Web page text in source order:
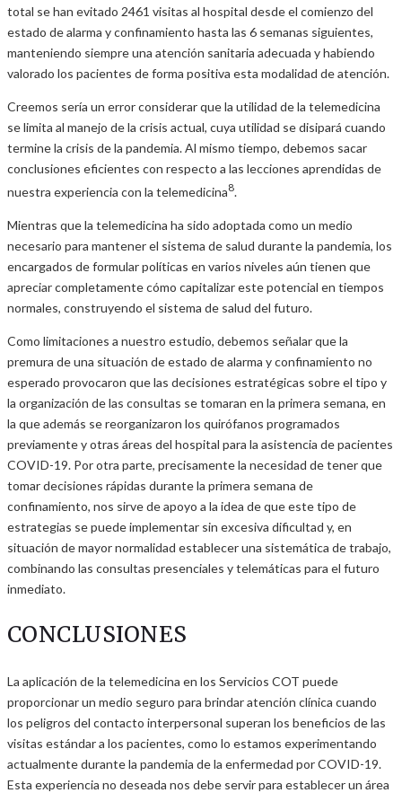
total se han evitado 2461 visitas al hospital desde el comienzo del
estado de alarma y confinamiento hasta las 6 semanas siguientes,
manteniendo siempre una atención sanitaria adecuada y habiendo
valorado los pacientes de forma positiva esta modalidad de atención.
Creemos sería un error considerar que la utilidad de la telemedicina
se limita al manejo de la crisis actual, cuya utilidad se disipará cuando
termine la crisis de la pandemia. Al mismo tiempo, debemos sacar
conclusiones eficientes con respecto a las lecciones aprendidas de
nuestra experiencia con la telemedicina8.
Mientras que la telemedicina ha sido adoptada como un medio
necesario para mantener el sistema de salud durante la pandemia, los
encargados de formular políticas en varios niveles aún tienen que
apreciar completamente cómo capitalizar este potencial en tiempos
normales, construyendo el sistema de salud del futuro.
Como limitaciones a nuestro estudio, debemos señalar que la
premura de una situación de estado de alarma y confinamiento no
esperado provocaron que las decisiones estratégicas sobre el tipo y
la organización de las consultas se tomaran en la primera semana, en
la que además se reorganizaron los quirófanos programados
previamente y otras áreas del hospital para la asistencia de pacientes
COVID-19. Por otra parte, precisamente la necesidad de tener que
tomar decisiones rápidas durante la primera semana de
confinamiento, nos sirve de apoyo a la idea de que este tipo de
estrategias se puede implementar sin excesiva dificultad y, en
situación de mayor normalidad establecer una sistemática de trabajo,
combinando las consultas presenciales y telemáticas para el futuro
inmediato.
CONCLUSIONES
La aplicación de la telemedicina en los Servicios COT puede
proporcionar un medio seguro para brindar atención clínica cuando
los peligros del contacto interpersonal superan los beneficios de las
visitas estándar a los pacientes, como lo estamos experimentando
actualmente durante la pandemia de la enfermedad por COVID-19.
Esta experiencia no deseada nos debe servir para establecer un área